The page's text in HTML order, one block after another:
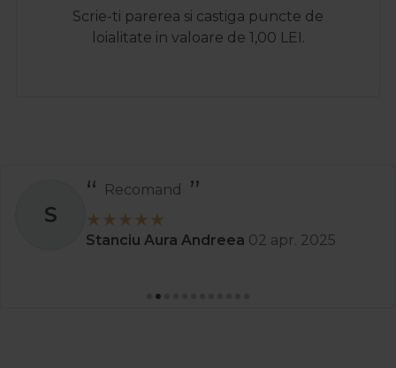
Scrie-ti parerea si castiga puncte de
loialitate in valoare de 1,00 LEI.
S
Recomand
Stanciu Aura Andreea 02 apr. 2025